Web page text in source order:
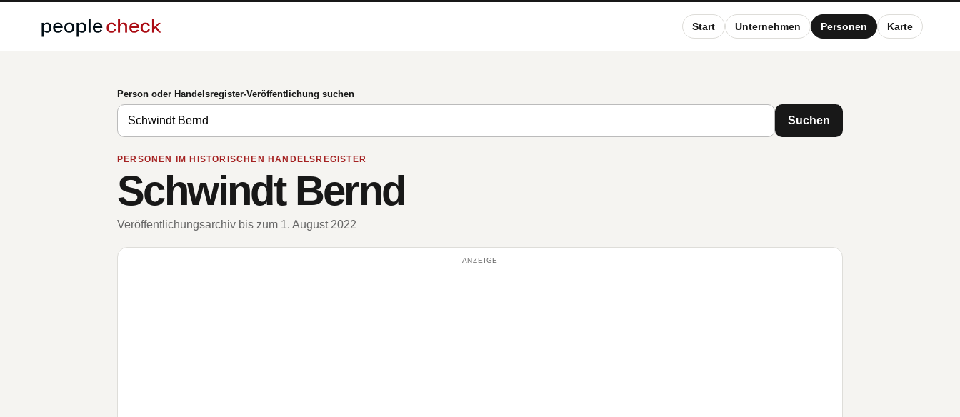
Start Unternehmen Personen Karte
Person oder Handelsregister-Veröffentlichung suchen
Suchen
PERSONEN IM HISTORISCHEN HANDELSREGISTER
Schwindt Bernd
Veröffentlichungsarchiv bis zum 1. August 2022
ANZEIGE